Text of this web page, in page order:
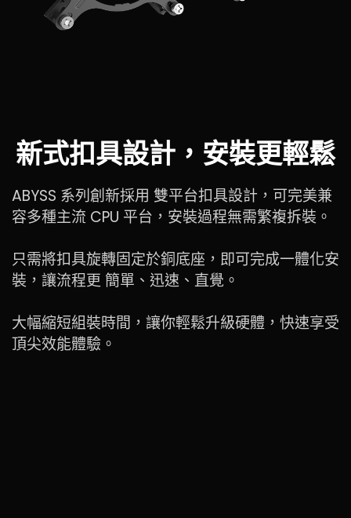
新式扣具設計，安裝更輕鬆
ABYSS 系列創新採用 雙平台扣具設計，可完美兼
容多種主流 CPU 平台，安裝過程無需繁複拆裝。
只需將扣具旋轉固定於銅底座，即可完成一體化安
裝，讓流程更 簡單、迅速、直覺。
大幅縮短組裝時間，讓你輕鬆升級硬體，快速享受
頂尖效能體驗。